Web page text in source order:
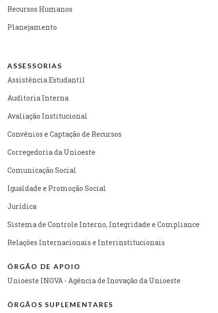
Recursos Humanos
Planejamento
ASSESSORIAS
Assistência Estudantil
Auditoria Interna
Avaliação Institucional
Convênios e Captação de Recursos
Corregedoria da Unioeste
Comunicação Social
Igualdade e Promoção Social
Jurídica
Sistema de Controle Interno, Integridade e Compliance
Relações Internacionais e Interinstitucionais
ÓRGÃO DE APOIO
Unioeste INOVA - Agência de Inovação da Unioeste
ÓRGÃOS SUPLEMENTARES